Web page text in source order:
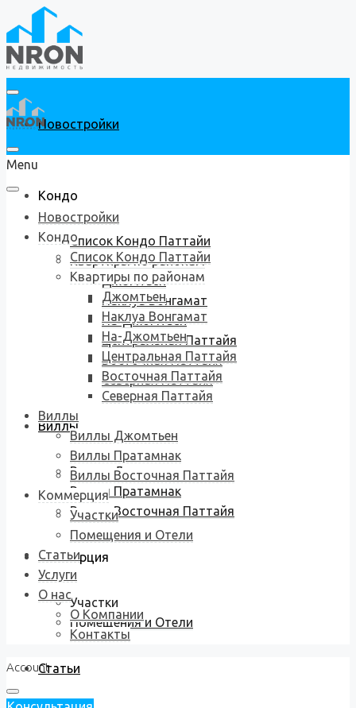
Новостройки
Кондо
Список Кондо Паттайи
Квартиры по районам
Джомтьен
Наклуа Вонгамат
На-Джомтьен
Центральная Паттайя
Восточная Паттайя
Северная Паттайя
Виллы
Виллы Джомтьен
Виллы Пратамнак
Виллы Восточная Паттайя
Коммерция
Участки
Помещения и Отели
Статьи
Menu
Новостройки
Кондо
Список Кондо Паттайи
Квартиры по районам
Джомтьен
Наклуа Вонгамат
На-Джомтьен
Центральная Паттайя
Восточная Паттайя
Северная Паттайя
Виллы
Виллы Джомтьен
Виллы Пратамнак
Виллы Восточная Паттайя
Коммерция
Участки
Помещения и Отели
Статьи
Услуги
О нас
О Компании
Контакты
Account